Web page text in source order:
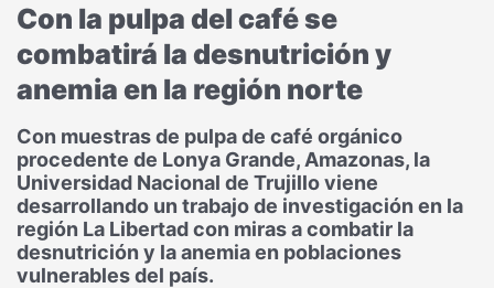
Con la pulpa del café se
combatirá la desnutrición y
anemia en la región norte
Con muestras de pulpa de café orgánico
procedente de Lonya Grande, Amazonas, la
Universidad Nacional de Trujillo viene
desarrollando un trabajo de investigación en la
región La Libertad con miras a combatir la
desnutrición y la anemia en poblaciones
vulnerables del país.